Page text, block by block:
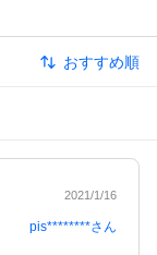
おすすめ順
2021/1/16
pis********さん